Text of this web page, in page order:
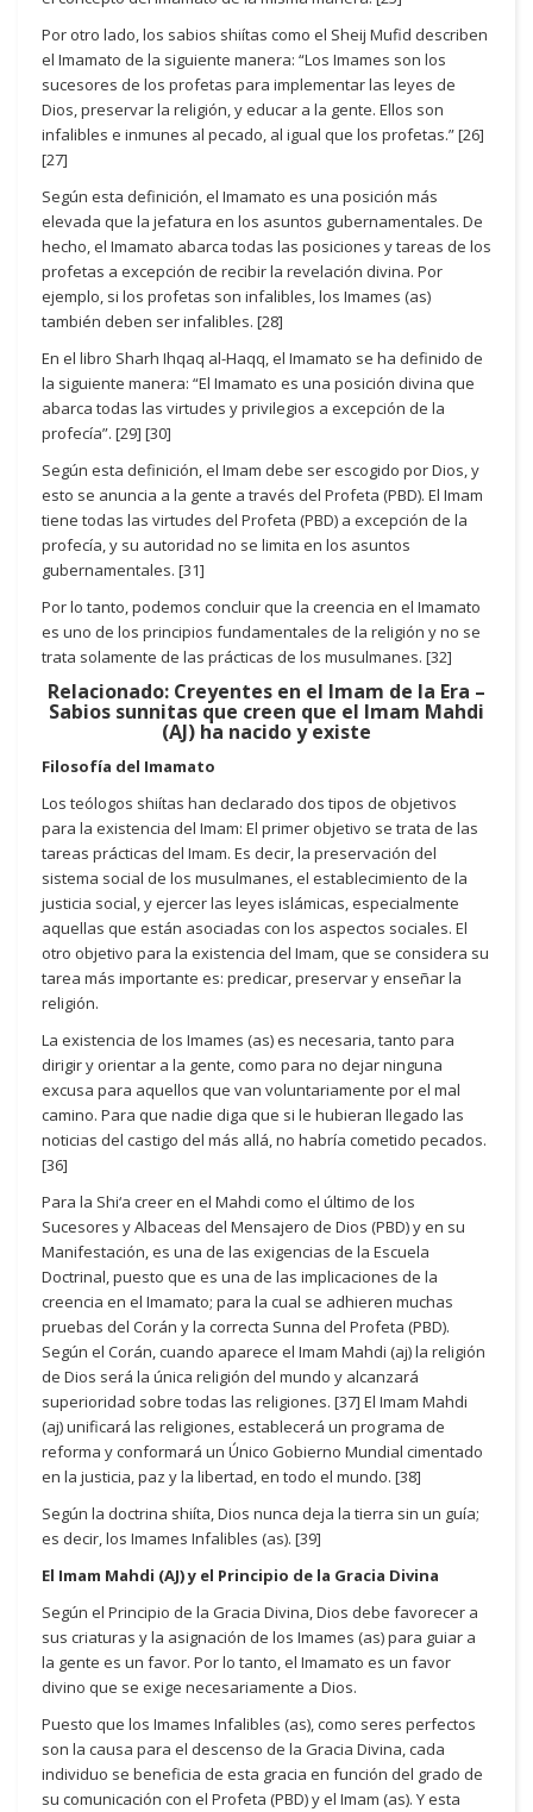
Por otro lado, los sabios shiítas como el Sheij Mufid describen
el Imamato de la siguiente manera: “Los Imames son los
sucesores de los profetas para implementar las leyes de
Dios, preservar la religión, y educar a la gente. Ellos son
infalibles e inmunes al pecado, al igual que los profetas.” [26]
[27]
Según esta definición, el Imamato es una posición más
elevada que la jefatura en los asuntos gubernamentales. De
hecho, el Imamato abarca todas las posiciones y tareas de los
profetas a excepción de recibir la revelación divina. Por
ejemplo, si los profetas son infalibles, los Imames (as)
también deben ser infalibles. [28]
En el libro Sharh Ihqaq al-Haqq, el Imamato se ha definido de
la siguiente manera: “El Imamato es una posición divina que
abarca todas las virtudes y privilegios a excepción de la
profecía”. [29] [30]
Según esta definición, el Imam debe ser escogido por Dios, y
esto se anuncia a la gente a través del Profeta (PBD). El Imam
tiene todas las virtudes del Profeta (PBD) a excepción de la
profecía, y su autoridad no se limita en los asuntos
gubernamentales. [31]
Por lo tanto, podemos concluir que la creencia en el Imamato
es uno de los principios fundamentales de la religión y no se
trata solamente de las prácticas de los musulmanes. [32]
Relacionado: Creyentes en el Imam de la Era –
Sabios sunnitas que creen que el Imam Mahdi
(AJ) ha nacido y existe
Filosofía del Imamato
Los teólogos shiítas han declarado dos tipos de objetivos
para la existencia del Imam: El primer objetivo se trata de las
tareas prácticas del Imam. Es decir, la preservación del
sistema social de los musulmanes, el establecimiento de la
justicia social, y ejercer las leyes islámicas, especialmente
aquellas que están asociadas con los aspectos sociales. El
otro objetivo para la existencia del Imam, que se considera su
tarea más importante es: predicar, preservar y enseñar la
religión.
La existencia de los Imames (as) es necesaria, tanto para
dirigir y orientar a la gente, como para no dejar ninguna
excusa para aquellos que van voluntariamente por el mal
camino. Para que nadie diga que si le hubieran llegado las
noticias del castigo del más allá, no habría cometido pecados.
[36]
Para la Shi‘a creer en el Mahdi como el último de los
Sucesores y Albaceas del Mensajero de Dios (PBD) y en su
Manifestación, es una de las exigencias de la Escuela
Doctrinal, puesto que es una de las implicaciones de la
creencia en el Imamato; para la cual se adhieren muchas
pruebas del Corán y la correcta Sunna del Profeta (PBD).
Según el Corán, cuando aparece el Imam Mahdi (aj) la religión
de Dios será la única religión del mundo y alcanzará
superioridad sobre todas las religiones. [37] El Imam Mahdi
(aj) unificará las religiones, establecerá un programa de
reforma y conformará un Único Gobierno Mundial cimentado
en la justicia, paz y la libertad, en todo el mundo. [38]
Según la doctrina shiíta, Dios nunca deja la tierra sin un guía;
es decir, los Imames Infalibles (as). [39]
El Imam Mahdi (AJ) y el Principio de la Gracia Divina
Según el Principio de la Gracia Divina, Dios debe favorecer a
sus criaturas y la asignación de los Imames (as) para guiar a
la gente es un favor. Por lo tanto, el Imamato es un favor
divino que se exige necesariamente a Dios.
Puesto que los Imames Infalibles (as), como seres perfectos
son la causa para el descenso de la Gracia Divina, cada
individuo se beneficia de esta gracia en función del grado de
su comunicación con el Profeta (PBD) y el Imam (as). Y esta